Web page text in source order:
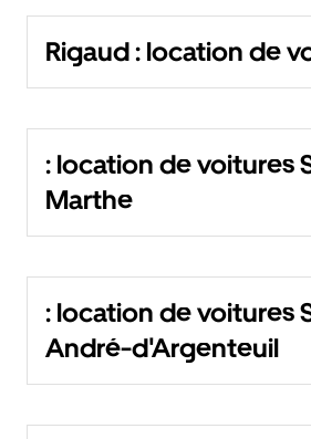
Rigaud : location de
: location de voitures
Marthe
: location de voitures
André-d'Argenteuil